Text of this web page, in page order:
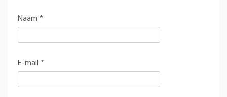
Naam*
E-mail*